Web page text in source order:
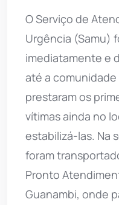
O Serviço de
Urgência (Samu)
imediatamente e
até a comunidade
prestaram os
vítimas ainda no
estabilizá-las. Na
foram
Pronto
Guanambi, onde